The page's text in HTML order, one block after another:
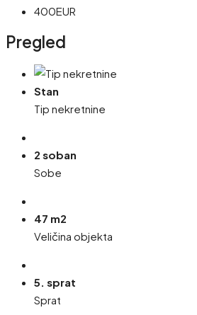
400EUR
Pregled
Stan
Tip nekretnine
2 soban
Sobe
47 m2
Veličina objekta
5. sprat
Sprat